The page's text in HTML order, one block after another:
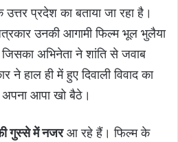
प्रदेश का बताया जा रहा है।
उनकी आगामी फिल्म भूल भुलैया
अभिनेता ने शांति से जवाब
ने हाल ही में हुए दिवाली विवाद का
अपना आपा खो बैठे।
गुस्से में नजरआ रहे हैं। फिल्म के